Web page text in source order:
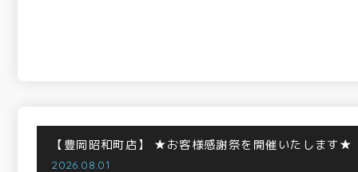
【豊岡昭和町店】 ★お客様感謝祭を開催いたします★
2026.08.01